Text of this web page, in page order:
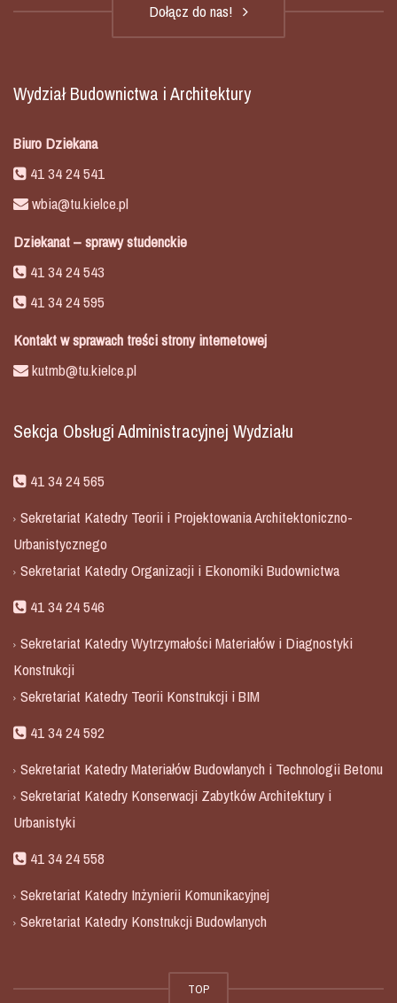
Dołącz do nas!
Wydział Budownictwa i Architektury
Biuro Dziekana
41 34 24 541
wbia@tu.kielce.pl
Dziekanat – sprawy studenckie
41 34 24 543
41 34 24 595
Kontakt w sprawach treści strony internetowej
kutmb@tu.kielce.pl
Sekcja Obsługi Administracyjnej Wydziału
41 34 24 565
Sekretariat Katedry Teorii i Projektowania Architektoniczno-
Urbanistycznego
Sekretariat Katedry Organizacji i Ekonomiki Budownictwa
41 34 24 546
Sekretariat Katedry Wytrzymałości Materiałów i Diagnostyki
Konstrukcji
Sekretariat Katedry Teorii Konstrukcji i BIM
41 34 24 592
Sekretariat Katedry Materiałów Budowlanych i Technologii Betonu
Sekretariat Katedry Konserwacji Zabytków Architektury i
Urbanistyki
41 34 24 558
Sekretariat Katedry Inżynierii Komunikacyjnej
Sekretariat Katedry Konstrukcji Budowlanych
TOP